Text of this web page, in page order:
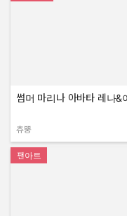
썸머 마리나 아바타 레나&
작성자:
츄뿡
팬아트